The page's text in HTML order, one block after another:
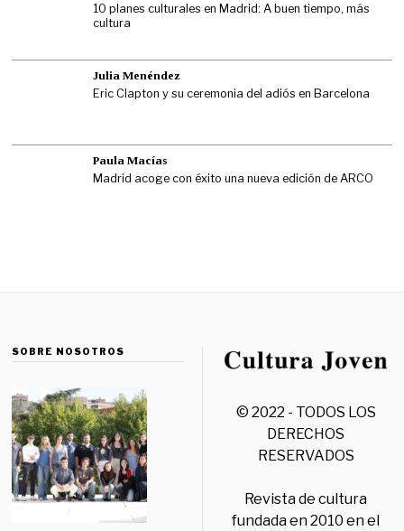
10 planes culturales en Madrid: A buen tiempo, más
cultura
Julia Menéndez
Eric Clapton y su ceremonia del adiós en Barcelona
Paula Macías
Madrid acoge con éxito una nueva edición de ARCO
SOBRE NOSOTROS
© 2022 - TODOS LOS
DERECHOS
RESERVADOS
Revista de cultura
fundada en 2010 en el